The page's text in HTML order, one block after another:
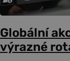
Globální
výrazné